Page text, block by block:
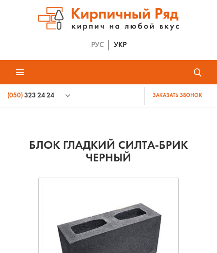
РУС УКР
(050) 323 24 24 ЗАКАЗАТЬ ЗВОНОК
БЛОК ГЛАДКИЙ СИЛТА-БРИК
ЧЕРНЫЙ